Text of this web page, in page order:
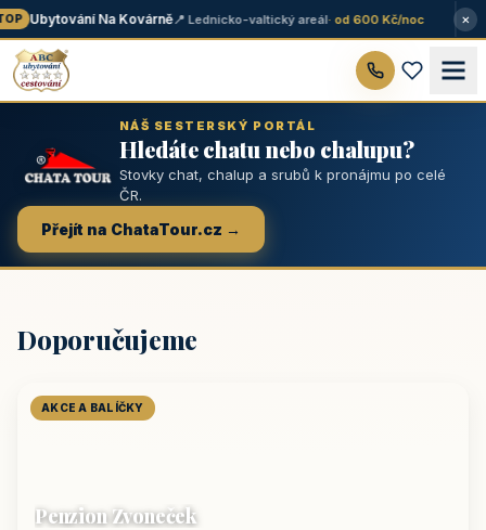
Ubytování Na Kovárně📍 Lednicko-valtický areál· od 600 Kč/noc ×
NÁŠ SESTERSKÝ PORTÁL
Hledáte chatu nebo chalupu?
Stovky chat, chalup a srubů k pronájmu po celé
ČR.
Přejít na ChataTour.cz →
Doporučujeme
AKCE A BALÍČKY
Penzion Zvoneček